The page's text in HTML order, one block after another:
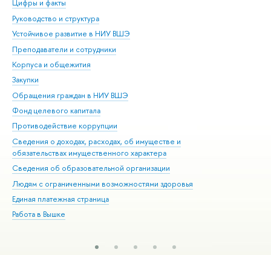
Цифры и факты
Руководство и структура
Устойчивое развитие в НИУ ВШЭ
Преподаватели и сотрудники
Корпуса и общежития
Закупки
Обращения граждан в НИУ ВШЭ
Фонд целевого капитала
Противодействие коррупции
Сведения о доходах, расходах, об имуществе и
обязательствах имущественного характера
Сведения об образовательной организации
Людям с ограниченными возможностями здоровья
Единая платежная страница
Работа в Вышке